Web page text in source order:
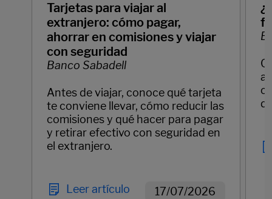
Tarjetas para viajar al
extranjero: cómo pagar,
ahorrar en comisiones y viajar
con seguridad
Banco Sabadell
Antes de viajar, conoce qué tarjeta
te conviene llevar, cómo reducir las
comisiones y qué hacer para pagar
y retirar efectivo con seguridad en
el extranjero.
Leer artículo 17/07/2026